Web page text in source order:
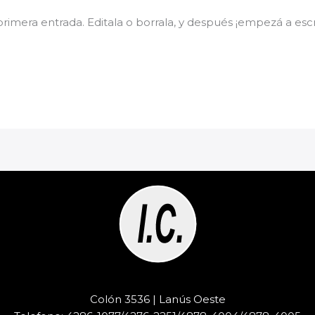
entrada. Editala o borrala, y después ¡empezá a
Colón 3536 | Lanús Oeste